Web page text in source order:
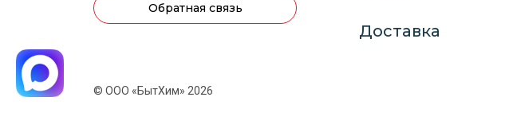
Обратная связь
Доставка
© ООО «БытХим» 2026